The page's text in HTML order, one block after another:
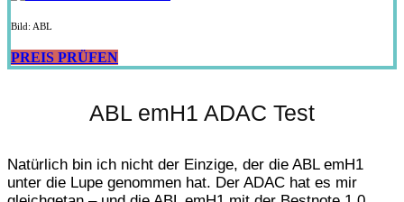
Bild: ABL
PREIS PRÜFEN
ABL emH1 ADAC Test
Natürlich bin ich nicht der Einzige, der die ABL emH1
unter die Lupe genommen hat. Der ADAC hat es mir